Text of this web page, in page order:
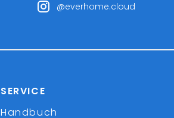
@everhome.cloud
SERVICE
Handbuch